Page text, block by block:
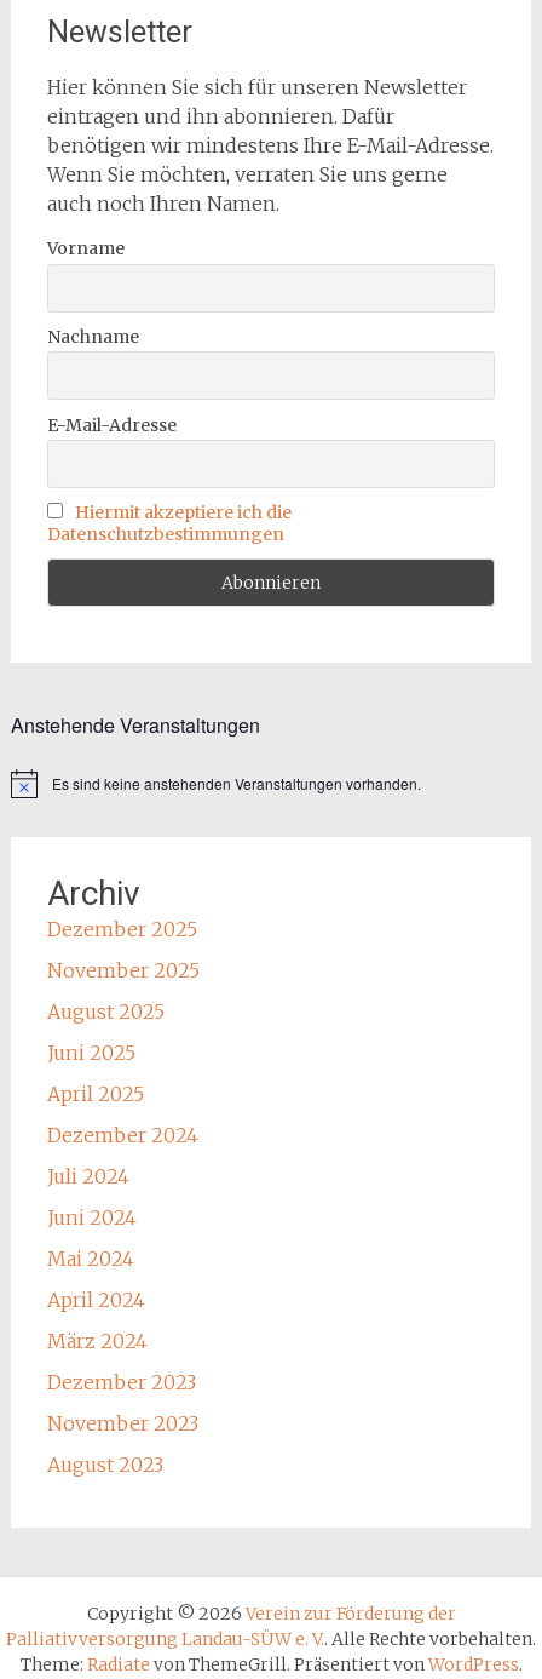
Newsletter
Hier können Sie sich für unseren Newsletter
eintragen und ihn abonnieren. Dafür
benötigen wir mindestens Ihre E-Mail-Adresse.
Wenn Sie möchten, verraten Sie uns gerne
auch noch Ihren Namen.
Vorname
Nachname
E-Mail-Adresse
Hiermit akzeptiere ich die
Datenschutzbestimmungen
Anstehende Veranstaltungen
HinweisEs sind keine anstehenden Veranstaltungen vorhanden.
Archiv
Dezember 2025
November 2025
August 2025
Juni 2025
April 2025
Dezember 2024
Juli 2024
Juni 2024
Mai 2024
April 2024
März 2024
Dezember 2023
November 2023
August 2023
Copyright © 2026Verein zur Förderung der
Palliativversorgung Landau-SÜW e. V.. Alle Rechte vorbehalten.
Theme: Radiate von ThemeGrill. Präsentiert vonWordPress.